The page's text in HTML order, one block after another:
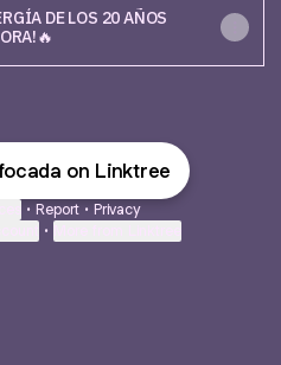
DE LOS 20 AÑOS
on Linktree
• Report • Privacy
•